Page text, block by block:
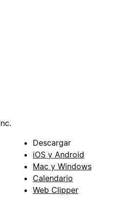
Descargar
iOS y Android
Mac y Windows
Calendario
Web Clipper